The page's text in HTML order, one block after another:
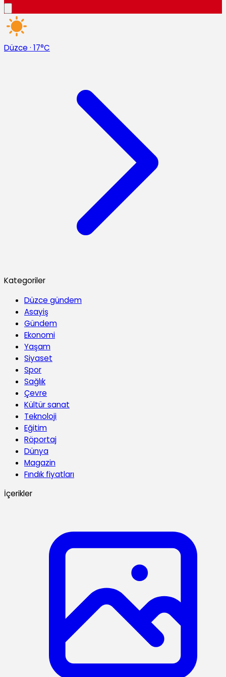
Düzce · 17°C
Kategoriler
Düzce gündem
Asayiş
Gündem
Ekonomi
Yaşam
Siyaset
Spor
Sağlık
Çevre
Kültür sanat
Teknoloji
Eğitim
Röportaj
Dünya
Magazin
Fındık fiyatları
İçerikler